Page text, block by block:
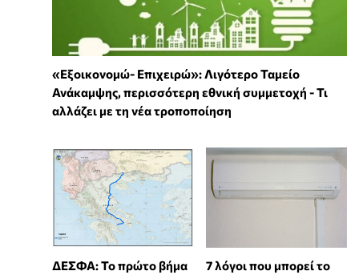
«Εξοικονομώ- Επιχειρώ»: Λιγότερο Ταμείο
Ανάκαμψης, περισσότερη εθνική συμμετοχή - Τι
αλλάζει με τη νέα τροποποίηση
ΔΕΣΦΑ: Το πρώτο βήμα
7 λόγοι που μπορεί το